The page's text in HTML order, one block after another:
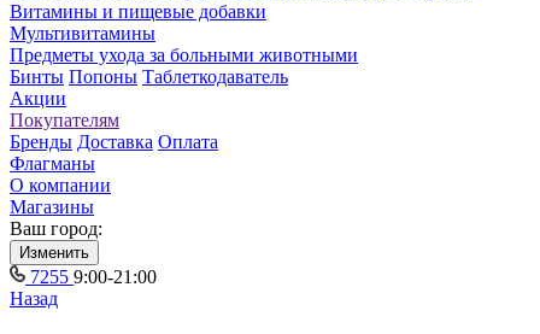
Витамины и пищевые добавки
Мультивитамины
Предметы ухода за больными животными
Бинты Попоны Таблеткодаватель
Акции
Покупателям
Бренды Доставка Оплата
Флагманы
О компании
Магазины
Ваш город:
Изменить
7255 9:00-21:00
Назад